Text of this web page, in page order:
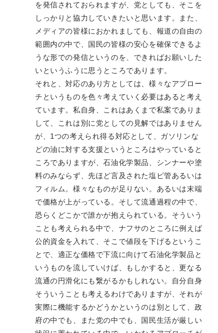
を発信されておられますが、党としても、そこを
しっかりと協力していきたいと思います。また、
メディアの皆様におかれましても、報道の自由の
範囲内の中で、国民の皆様の安心を確保できるよ
うな形での発信というのを、できればお願いした
いというふうに思うところであります。
それと、対応のあり方としては、様々なアプロー
チというものを色々考えていく必要はあると考え
ています。私自身、これはあくまで私案でありま
して、これは別に党としての見解ではありません
が、1つの考えられ得る対応として、ガソリンな
どの油に対する支援というところはやっていると
ころでありますが、石油化学製品、シンナーや塗
料のみならず、先ほど言及された塩ビ管あるいは
フィルム。様々なものが足りない。あるいは末端
で価格が上がっている。そして流通過程の中で、
恐らくどこかで誰かが抱えられている。そういう
ことも考えられる中で、ナフサのところに例えば
公的資金を入れて、そこで値段を下げるというこ
とで、適正な価格で下流に向けて石油化学製品と
いうものを流していけば、もしかすると、更なる
流通の円滑化にも繋がるかもしれない。自分自身
そういうことも考えるわけでありますが、それが
実際に機能するかどうかというのは別として、政
府の中でも、また党の中でも、国民生活が厳しい